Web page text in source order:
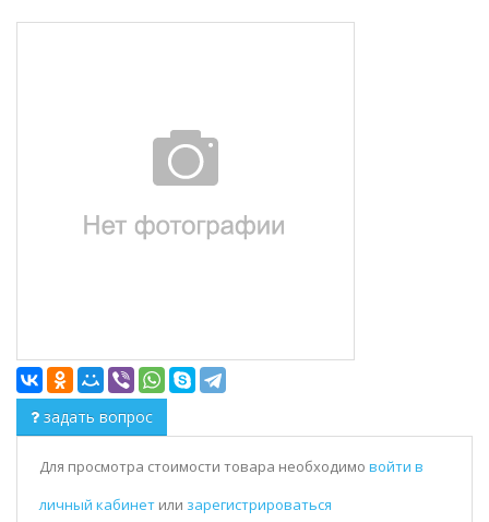
задать вопрос
Для просмотра стоимости товара необходимо войти в
личный кабинет или зарегистрироваться